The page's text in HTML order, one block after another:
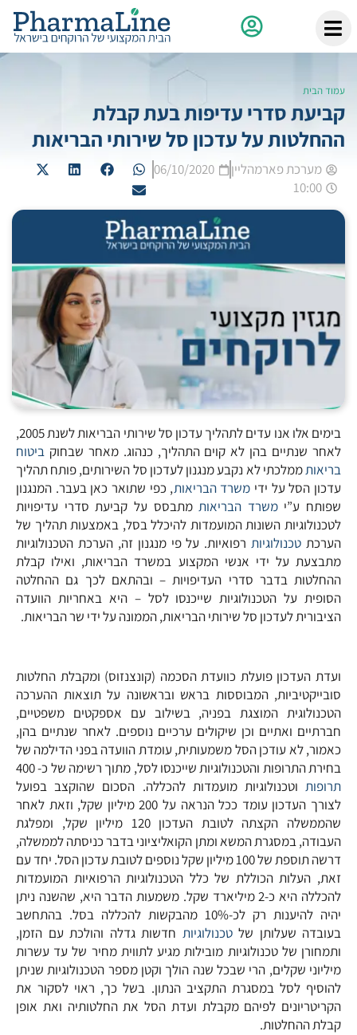
עמוד הבית
קביעת סדרי עדיפות בעת קבלת
ההחלטות על עדכון סל שירותי הבריאות
מערכת פארמהליין
06/10/2020
10:00
בימים אלו אנו עדים לתהליך עדכון סל שירותי הבריאות לשנת 2005,
לאחר שנתיים בהן לא קוים התהליך, כנהוג. מאחר שבחוק ביטוח
בריאותממלכתי לא נקבע מנגנון לעדכון סל השירותים, פותח תהליך
עדכון הסל על ידי משרד הבריאות, כפי שתואר כאן בעבר. המנגנון
שפותח ע”ימשרד הבריאותמתבסס על קביעת סדרי עדיפויות
לטכנולוגיות השונות המועמדות להיכלל בסל, באמצעות תהליך של
הערכת טכנולוגיותרפואיות. על פי מנגנון זה, הערכת הטכנולוגיות
מתבצעת על ידי אנשי המקצוע במשרד הבריאות, ואילו קבלת
ההחלטות בדבר סדרי העדיפויות – ובהתאם לכך גם ההחלטה
הסופית על הטכנולוגיות שייכנסו לסל – היא באחריות הוועדה
הציבורית לעדכון סל שירותי הבריאות, הממונה על ידי שר הבריאות.
ועדת העדכון פועלת כוועדת הסכמה (קונצנזוס) ומקבלת החלטות
סובייקטיביות, המבוססות בראש ובראשונה על תוצאות ההערכה
הטכנולוגית המוצגת בפניה, בשילוב עם אספקטים משפטיים,
חברתיים ואתיים וכן שיקולים ערכיים נוספים. לאחר שנתיים בהן,
כאמור, לא עודכן הסל משמעותית, עומדת הוועדה בפני הדילמה של
בחירת התרופות והטכנולוגיות שייכנסו לסל, מתוך רשימה של כ- 400
תרופות וטכנולוגיות מועמדות להכללה. הסכום שהוקצב בפועל
לצורך העדכון עומד ככל הנראה על 200 מיליון שקל, וזאת לאחר
שהממשלה הקצתה לטובת העדכון 120 מיליון שקל, ומפלגת
העבודה, במסגרת המשא ומתן הקואליציוני בדבר כניסתה לממשלה,
דרשה תוספת של 100 מיליון שקל נוספים לטובת עדכון הסל. יחד עם
זאת, העלות הכוללת של כלל הטכנולוגיות הרפואיות המועמדות
להכללה היא כ-2 מיליארד שקל. משמעות הדבר היא, שהשנה ניתן
יהיה להיענות רק לכ-10% מהבקשות להכללה בסל. בהתחשב
בעובדה שעלותן שלטכנולוגיות חדשות גדלה והולכת עם הזמן,
ותמחורן של טכנולוגיות מובילות מגיע לתווית מחיר של עד עשרות
מיליוני שקלים, הרי שבכל שנה הולך וקטן מספר הטכנולוגיות שניתן
להוסיף לסל במסגרת התקציב הנתון. בשל כך, ראוי לסקור את
הקריטריונים לפיהם מקבלת ועדת הסל את החלטותיה ואת אופן
קבלת ההחלטות.